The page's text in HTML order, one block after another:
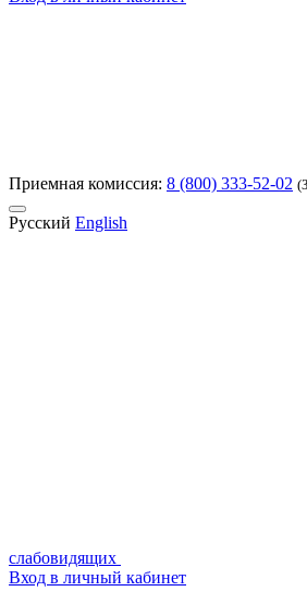
Приемная комиссия: 8 (800) 333-52-02
Русский English
слабовидящих
Вход в личный кабинет